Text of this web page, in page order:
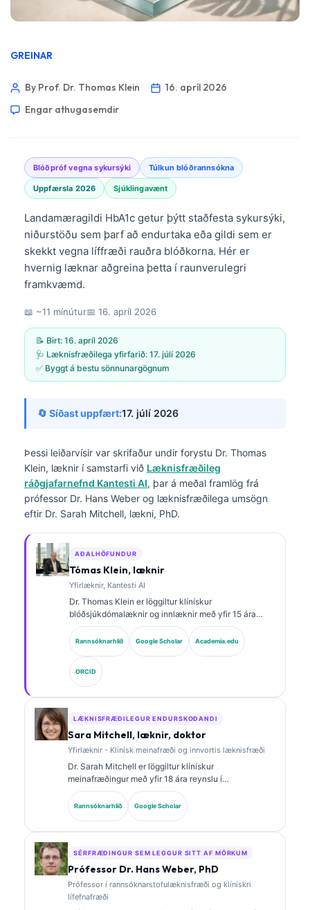
GREINAR
By Prof. Dr. Thomas Klein
16. apríl 2026
Engar athugasemdir
Blóðpróf vegna sykursýki Túlkun blóðrannsókna
Uppfærsla 2026 Sjúklingavænt
Landamæragildi HbA1c getur þýtt staðfesta sykursýki,
niðurstöðu sem þarf að endurtaka eða gildi sem er
skekkt vegna líffræði rauðra blóðkorna. Hér er
hvernig læknar aðgreina þetta í raunverulegri
framkvæmd.
📖 ~11 mínútur📅 16. apríl 2026
📝 Birt: 16. apríl 2026
🩺 Læknisfræðilega yfirfarið: 17. júlí 2026
✅ Byggt á bestu sönnunargögnum
🔄 Síðast uppfært:17. júlí 2026
Þessi leiðarvísir var skrifaður undir forystu Dr. Thomas
Klein, læknir í samstarfi við Læknisfræðileg
ráðgjafarnefnd Kantesti AI, þar á meðal framlög frá
prófessor Dr. Hans Weber og læknisfræðilega umsögn
eftir Dr. Sarah Mitchell, lækni, PhD.
AÐALHÖFUNDUR
Tómas Klein, læknir
Yfirlæknir, Kantesti AI
Dr. Thomas Klein er löggiltur klínískur
blóðsjúkdómalæknir og innlæknir með yfir 15 ára
reynslu í rannsóknarstofulækningum og greiningu
með aðstoð gervigreindar. Sem læknisforstjóri hjá
Kantesti AI veitir hann klínískt eftirlit með
læknisfræðilegum nákvæmni sérhannaðs
taugakerfis. Dr. Klein hefur birt mikið um túlkun
lífmerkja og rannsóknarstofugreiningar á sviði
rannsóknarstofulækninga.
Rannsóknarhlið Google Scholar Academia.edu
ORCID
LÆKNISFRÆÐILEGUR ENDURSKOÐANDI
Sara Mitchell, læknir, doktor
Yfirlæknir - Klínísk meinafræði og innvortis læknisfræði
Dr. Sarah Mitchell er löggiltur klínískur
meinafræðingur með yfir 18 ára reynslu í
rannsóknarstofulækningum og greiningargreiningu.
Hún er með sérsviðsvottanir í klínískri efnafræði og
hefur birt mikið um lífmerkjasnið og
Rannsóknarhlið Google Scholar
SÉRFRÆÐINGUR SEM LEGGUR SITT AF MÖRKUM
Prófessor Dr. Hans Weber, PhD
Prófessor í rannsóknarstofulæknisfræði og klínískri
lífefnafræði